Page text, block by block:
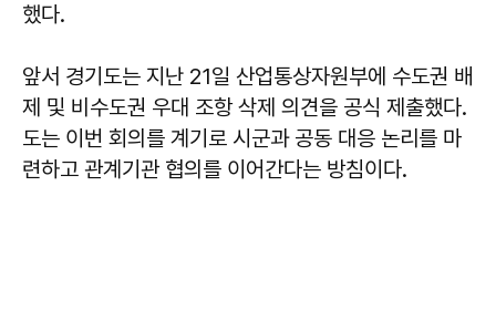
했다.
앞서 경기도는 지난 21일 산업통상자원부에 수도권 배
제 및 비수도권 우대 조항 삭제 의견을 공식 제출했다.
도는 이번 회의를 계기로 시군과 공동 대응 논리를 마
련하고 관계기관 협의를 이어간다는 방침이다.